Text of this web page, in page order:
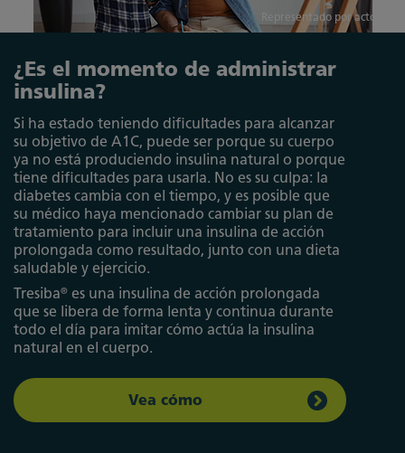
¿Es el momento de administrar
insulina?
Si ha estado teniendo dificultades para alcanzar
su objetivo de A1C, puede ser porque su cuerpo
ya no está produciendo insulina natural o porque
tiene dificultades para usarla. No es su culpa: la
diabetes cambia con el tiempo, y es posible que
su médico haya mencionado cambiar su plan de
tratamiento para incluir una insulina de acción
prolongada como resultado, junto con una dieta
saludable y ejercicio.
Tresiba® es una insulina de acción prolongada
que se libera de forma lenta y continua durante
todo el día para imitar cómo actúa la insulina
natural en el cuerpo.
Vea cómo
Representado por actores